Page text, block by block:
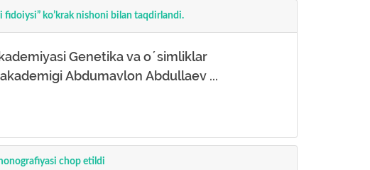
fidoiysi” koʼkrak nishoni bilan taqdirlandi.
Genetika va oʼsimliklar
Аbdumavlon Аbdullaev ...
chop etildi